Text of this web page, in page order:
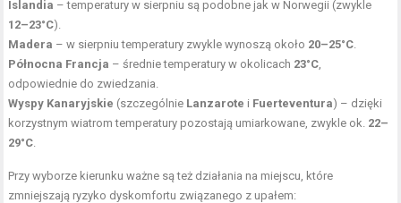
Islandia – temperatury w sierpniu są podobne jak w Norwegii (zwykle
12–23°C).
Madera – w sierpniu temperatury zwykle wynoszą około 20–25°C
Północna Francja – średnie temperatury w okolicach 23°C
odpowiednie do zwiedzania.
Wyspy Kanaryjskie (szczególnie Lanzarote i Fuerteventura) – dzięki
korzystnym wiatrom temperatury pozostają umiarkowane, zwykle ok. 22–
29°C
Przy wyborze kierunku ważne są też działania na miejscu, które
zmniejszają ryzyko dyskomfortu związanego z upałem: